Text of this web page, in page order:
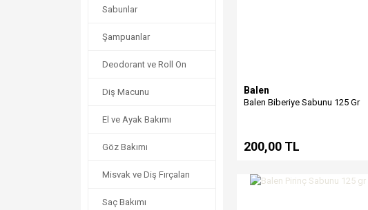
Sabunlar
Şampuanlar
Deodorant ve Roll On
Diş Macunu
El ve Ayak Bakımı
Göz Bakımı
Misvak ve Diş Fırçaları
Saç Bakımı
Balen
Balen Biberiye Sabunu 125 Gr
200,00 TL